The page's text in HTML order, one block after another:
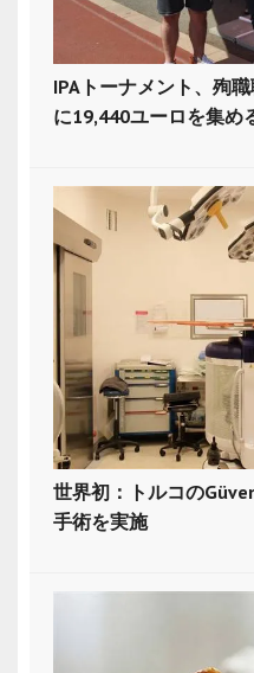
IPAトーナメント、殉
に19,440ユーロを集め
世界初：トルコの
手術を実施